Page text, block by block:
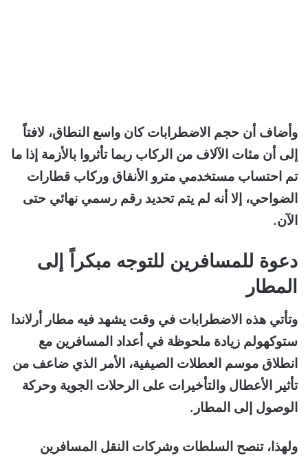
وأضاف أن حجم الاضطرابات كان واسع النطاق، لافتاً
إلى أن مئات الآلاف من الركاب ربما تأثروا بالأزمة إذا ما
تم احتساب مستخدمي مترو الأنفاق وركاب قطارات
الضواحي، إلا أنه لم يتم تحديد رقم رسمي نهائي حتى
الآن.
دعوة للمسافرين للتوجه مبكراً إلى
المطار
وتأتي هذه الاضطرابات في وقت يشهد فيه مطار أرلاندا
ستوكهولم زيادة ملحوظة في أعداد المسافرين مع
انطلاق موسم العطلات الصيفية، الأمر الذي ضاعف من
تأثير الأعطال والتأخيرات على الرحلات الجوية وحركة
الوصول إلى المطار.
ولهذا، تنصح السلطات وشركات النقل المسافرين